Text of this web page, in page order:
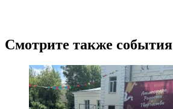
Смотрите также события